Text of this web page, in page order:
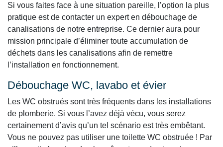
Si vous faites face à une situation pareille, l’option la plus
pratique est de contacter un expert en débouchage de
canalisations de notre entreprise. Ce dernier aura pour
mission principale d’éliminer toute accumulation de
déchets dans les canalisations afin de remettre
l’installation en fonctionnement.
Débouchage WC, lavabo et évier
Les WC obstrués sont très fréquents dans les installations
de plomberie. Si vous l’avez déjà vécu, vous serez
certainement d’avis qu’un tel scénario est très embêtant.
Vous ne pouvez pas utiliser une toilette WC obstruée ! Par